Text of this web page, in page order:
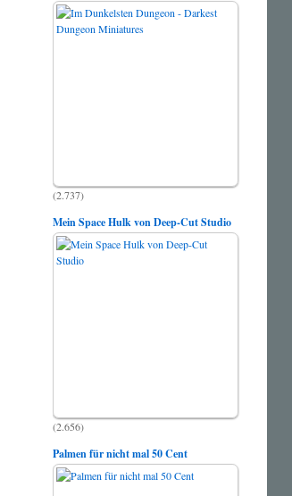
(2.737)
Mein Space Hulk von Deep-Cut Studio
(2.656)
Palmen für nicht mal 50 Cent